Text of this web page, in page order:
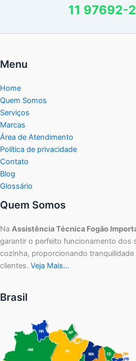
11 97692-
Menu
Home
Quem Somos
Serviços
Marcas
Área de Atendimento
Política de privacidade
Contato
Blog
Glossário
Quem Somos
Na Assistência Técnica Fogão
garantir o perfeito funcionamento dos
cozinha, proporcionando
clientes. Veja Mais…
Brasil